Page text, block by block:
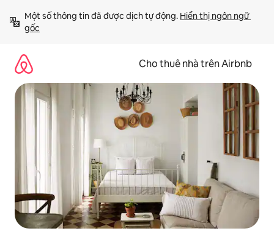
đến
Một số thông tin đã được dịch tự động. Hiển thị ngôn ngữ
gốc
Cho thuê nhà trên Airbnb